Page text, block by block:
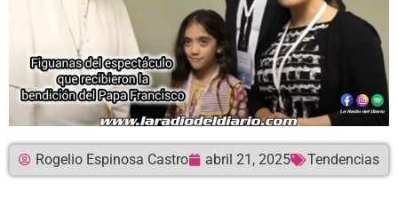
Rogelio Espinosa Castro abril 21, 2025 Tendencias